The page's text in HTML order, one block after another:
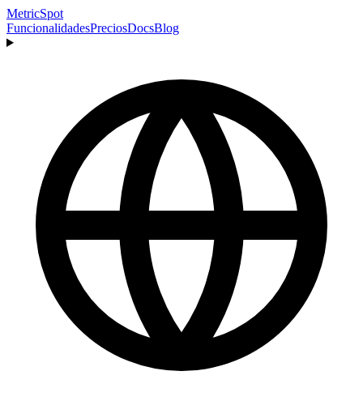
MetricSpot
FuncionalidadesPreciosDocsBlog